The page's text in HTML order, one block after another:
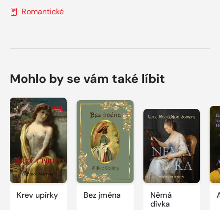
Romantické
Mohlo by se vám také líbit
Krev upírky Bez jména
Němá
dívka